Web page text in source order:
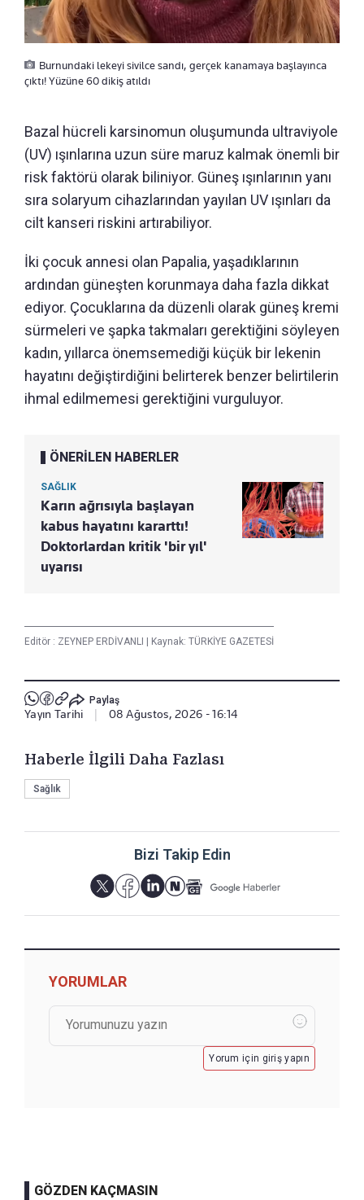
Burnundaki lekeyi sivilce sandı, gerçek kanamaya başlayınca
çıktı! Yüzüne 60 dikiş atıldı
Bazal hücreli karsinomun oluşumunda ultraviyole
(UV) ışınlarına uzun süre maruz kalmak önemli bir
risk faktörü olarak biliniyor. Güneş ışınlarının yanı
sıra solaryum cihazlarından yayılan UV ışınları da
cilt kanseri riskini artırabiliyor.
İki çocuk annesi olan Papalia, yaşadıklarının
ardından güneşten korunmaya daha fazla dikkat
ediyor. Çocuklarına da düzenli olarak güneş kremi
sürmeleri ve şapka takmaları gerektiğini söyleyen
kadın, yıllarca önemsemediği küçük bir lekenin
hayatını değiştirdiğini belirterek benzer belirtilerin
ihmal edilmemesi gerektiğini vurguluyor.
ÖNERİLEN HABERLER
SAĞLIK
Karın ağrısıyla başlayan
kabus hayatını kararttı!
Doktorlardan kritik 'bir yıl'
uyarısı
Editör : ZEYNEP ERDİVANLI Kaynak: TÜRKİYE GAZETESİ
Paylaş
Yayın Tarihi 08 Ağustos, 2026 - 16:14
Haberle İlgili Daha Fazlası
Sağlık
Bizi Takip Edin
YORUMLAR
Yorum için giriş yapın
GÖZDEN KAÇMASIN